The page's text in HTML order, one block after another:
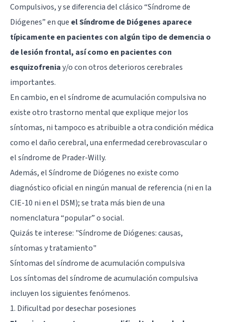
Compulsivos, y se diferencia del clásico “Síndrome de
Diógenes” en que el Síndrome de Diógenes aparece
típicamente en pacientes con algún tipo de demencia o
de lesión frontal, así como en pacientes con
esquizofreniay/o con otros deterioros cerebrales
importantes.
En cambio, en el síndrome de acumulación compulsiva no
existe otro trastorno mental que explique mejor los
síntomas, ni tampoco es atribuible a otra condición médica
como el daño cerebral, una enfermedad cerebrovascular o
el síndrome de Prader-Willy.
Además, el Síndrome de Diógenes no existe como
diagnóstico oficial en ningún manual de referencia (ni en la
CIE-10 ni en el DSM); se trata más bien de una
nomenclatura “popular” o social.
Quizás te interese: "Síndrome de Diógenes: causas,
síntomas y tratamiento"
Síntomas del síndrome de acumulación compulsiva
Los síntomas del síndrome de acumulación compulsiva
incluyen los siguientes fenómenos.
1. Dificultad por desechar posesiones